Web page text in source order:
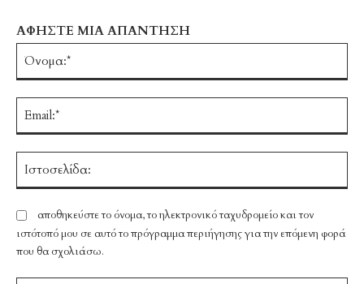
ΑΦΗΣΤΕ ΜΙΑ ΑΠΑΝΤΗΣΗ
αποθηκεύστε το όνομα, το ηλεκτρονικό ταχυδρομείο και τον
ιστότοπό μου σε αυτό το πρόγραμμα περιήγησης για την επόμενη φορά
που θα σχολιάσω.